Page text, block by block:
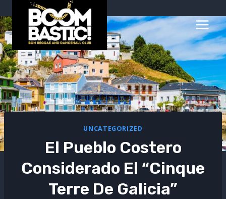
to
content
UNCATEGORIZED
El Pueblo Costero
Considerado El “Cinque
Terre De Galicia”